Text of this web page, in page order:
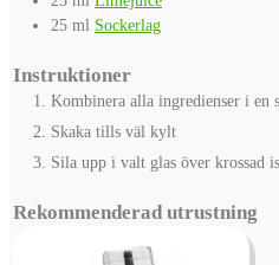
25 ml Sockerlag
Instruktioner
Kombinera alla ingredienser i en
Skaka tills väl kylt
Sila upp i valt glas över krossad is
Rekommenderad utrustning